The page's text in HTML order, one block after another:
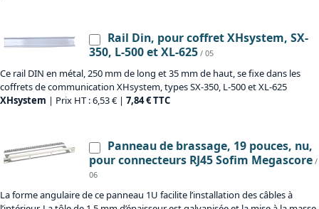
Rail Din, pour coffret XHsystem, SX-
350, L-500 et XL-625 / 05
Ce rail DIN en métal, 250 mm de long et 35 mm de haut, se fixe dans les
coffrets de communication XHsystem, types SX-350, L-500 et XL-625
XHsystem | Prix HT : 6,53 € | 7,84 € TTC
Panneau de brassage, 19 pouces, nu,
pour connecteurs RJ45 Sofim Megascore /
06
La forme angulaire de ce panneau 1U facilite l’installation des câbles à